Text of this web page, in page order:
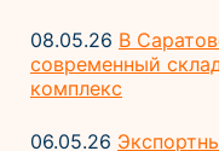
08.05.26 В
современный
комплекс
06.05.26